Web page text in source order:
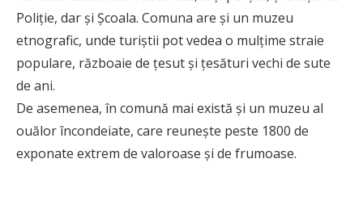
Poliție, dar și Școala. Comuna are și un muzeu
etnografic, unde turiștii pot vedea o mulțime straie
populare, războaie de țesut și țesături vechi de sute
de ani.
De asemenea, în comună mai există și un muzeu al
ouălor încondeiate, care reunește peste 1800 de
exponate extrem de valoroase și de frumoase.